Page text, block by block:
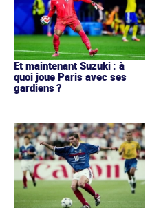
Et maintenant Suzuki : à
quoi joue Paris avec ses
gardiens ?